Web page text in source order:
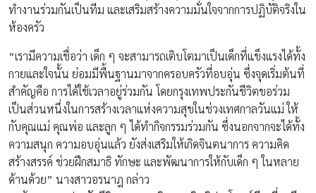
ทำงานร่วมกันเป็นทีม และเสริมสร้างความมั่นใจจากการปฏิบัติจริงใน
ห้องครัว
“เรามีความเชื่อว่า เด็ก ๆ จะสามารถเติบโตมาเป็นเด็กที่แข็งแรงได้ทั้ง
กายและใจนั้น ย่อมมีพื้นฐานมาจากครอบครัวที่อบอุ่น ซึ่งจุดเริ่มต้นที่
สำคัญคือ การได้ใช้เวลาอยู่ร่วมกัน โดยกรุงเทพประกันชีวิตขอร่วม
เป็นส่วนหนึ่งในการสร้างเวลาแห่งความสุขในช่วงเทศกาลวันแม่ ให้
กับคุณแม่ คุณพ่อ และลูก ๆ ได้ทำกิจกรรมร่วมกัน ซึ่งนอกจากจะได้ทั้ง
ความสนุก ความอบอุ่นแล้ว ยังส่งเสริมให้เกิดจินตนาการ ความคิด
สร้างสรรค์ ช่วยฝึกสมาธิ ทักษะ และพัฒนาการให้กับเด็ก ๆ ในหลาย
ด้านด้วย” นางสาวอรนาฎ กล่าว